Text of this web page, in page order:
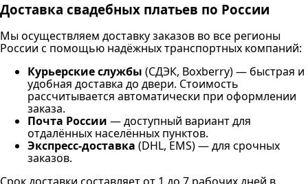
Доставка свадебных платьев по России
Мы осуществляем доставку заказов во все регионы
России с помощью надёжных транспортных компаний:
Курьерские службы (СДЭК, Boxberry) — быстрая и
удобная доставка до двери. Стоимость
рассчитывается автоматически при оформлении
заказа.
Почта России — доступный вариант для
отдалённых населённых пунктов.
Экспресс-доставка (DHL, EMS) — для срочных
заказов.